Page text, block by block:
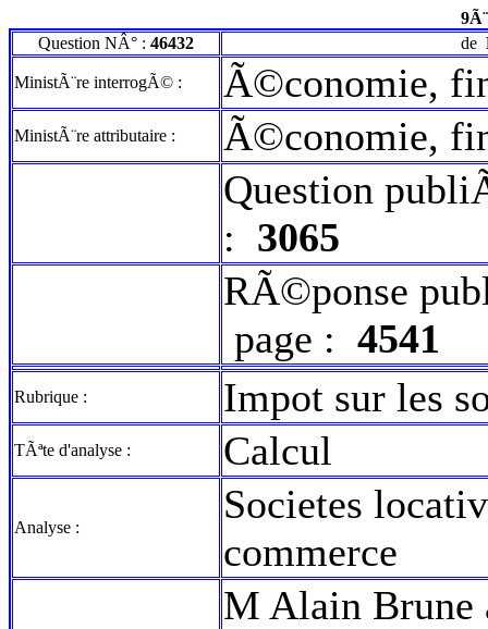
Question NÂ° : 46432 de
MinistÃ¨re interrogÃ© : Ã©conomie,
MinistÃ¨re attributaire :
Ã©conomie,
Question
: 3065
RÃ©ponse
page : 4541
Rubrique : Impot sur les
TÃªte d'analyse : Calcul
Analyse :
Societes
commerce
M Alain Brune